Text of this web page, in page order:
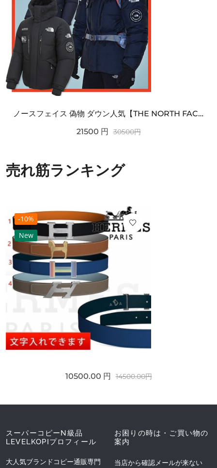
ノースフェイス 偽物 ダウン人気【THE NORTH FACE】M'S 7 SUMMIT HIM...
21500 円 30500円
売れ筋ランキング
-10%
New
10500.00 円 14500.00円
スーパーコピーN級品
LEVELKOPIプロフィール
大人気ブランドコピー通販専門
お困りの時は・ご買い物の
案内
当店から確認メールが来ない